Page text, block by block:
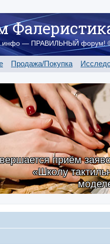
— ПРАВИЛЬНЫЙ форум!
Продажа/Покупка
приём
«Школу